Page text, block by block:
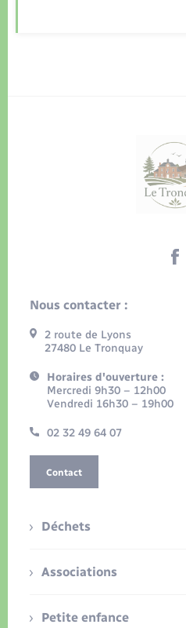
Nous contacter :
2 route de Lyons
27480 Le Tronquay
Horaires d'ouverture :
Mercredi 9h30 – 12h00
Vendredi 16h30 – 19h00
02 32 49 64 07
Contact
Déchets
Associations
Petite enfance